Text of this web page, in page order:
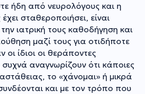
ήδη από νευρολόγους και η
σταθεροποιήσει, είναι
ιατρική τους καθοδήγηση και
μαζί τους για οτιδήποτε
ίδιοι οι θεράποντες
αναγνωρίζουν ότι κάποιες
το «χάνομαι» ή μικρά
και με τον τρόπο που